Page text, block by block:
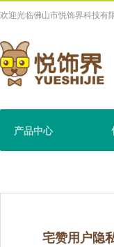
欢迎光临佛山市悦饰界科技有
产品中心
宅赞用户隐